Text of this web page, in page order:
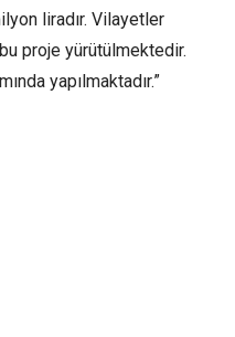
liradır. Vilayetler
proje yürütülmektedir.
yapılmaktadır.”